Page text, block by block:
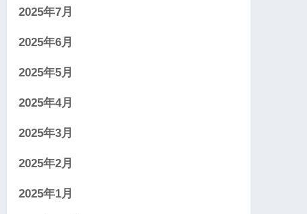
2025年7月
2025年6月
2025年5月
2025年4月
2025年3月
2025年2月
2025年1月